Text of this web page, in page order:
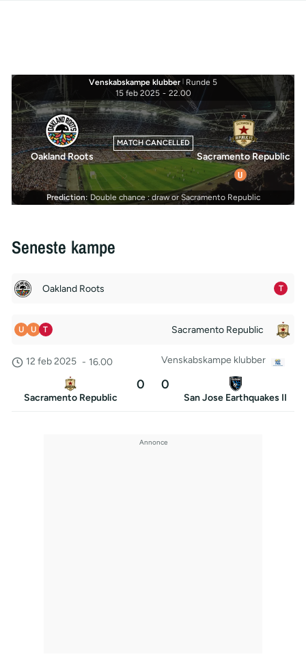
Venskabskampe klubber | Runde 5
15 feb 2025 - 22.00
Oakland Roots
MATCH CANCELLED
Sacramento Republic
U
Prediction: Double chance : draw or Sacramento Republic
Seneste kampe
Oakland Roots T
Sacramento Republic
U U T
Venskabskampe klubber
12 feb 2025 - 16.00
Sacramento Republic
0 0
San Jose Earthquakes II